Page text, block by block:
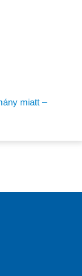
miatt –